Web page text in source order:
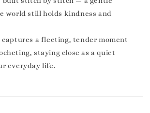
world still holds kindness and
a fleeting, tender moment
staying close as a quiet
everyday life.